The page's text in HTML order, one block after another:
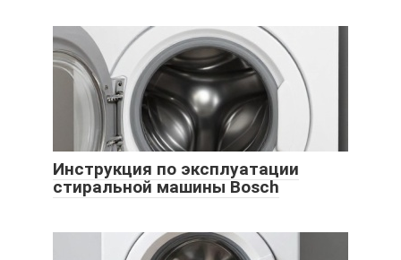
Инструкция по эксплуатации
стиральной машины Bosch